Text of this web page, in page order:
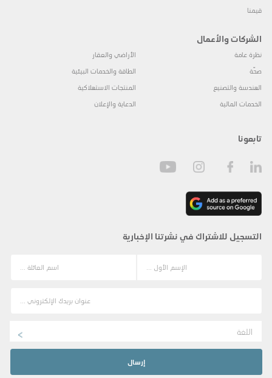
قيمنا
الشركات والأعمال
نظرة عامة
صحّة
الهندسة والتصنيع
الخدمات المالية
الأراضي والعقار
الطاقة والخدمات البيئية
المنتجات الاستهلاكية
الدعاية والإعلان
تابعونا
التسجيل للاشتراك في نشرتنا الإخبارية
اللغة